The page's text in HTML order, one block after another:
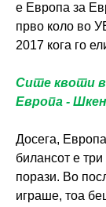
е Европа за
прво коло во
2017 кога го
Сите квоти
Европа -
Досега,
билансот е
порази. Во
играше, тоа